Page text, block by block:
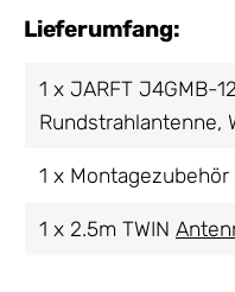
Lieferumfang:
1 x JARFT J4GMB-
Rundstrahlantenne,
1 x Montagezubehör
1 x 2.5m TWIN